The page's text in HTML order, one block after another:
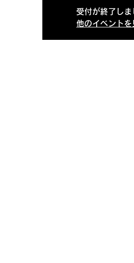
受付が終了しま
他のイベントを